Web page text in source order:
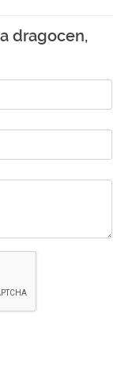
dragocen,